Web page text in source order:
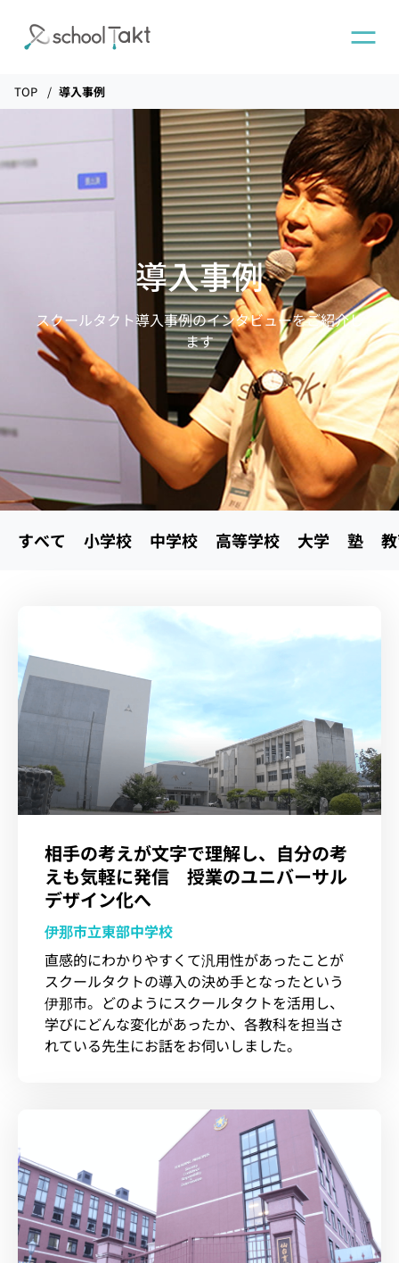
機能
タクトAI
料金
イベント・セミナー
お知らせ
よくある質問
TOP 導入事例
導入事例
スクールタクト導入事例のインタビューをご紹介し
ます
すべて 小学校 中学校 高等学校 大学 塾
相手の考えが文字で理解し、自分の考
えも気軽に発信 授業のユニバーサル
デザイン化へ
伊那市立東部中学校
直感的にわかりやすくて汎用性があったことが
スクールタクトの導入の決め手となったという
伊那市。どのようにスクールタクトを活用し、
学びにどんな変化があったか、各教科を担当さ
れている先生にお話をお伺いしました。